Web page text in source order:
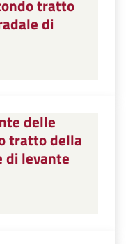
tratto
di
delle
tratto della
di levante